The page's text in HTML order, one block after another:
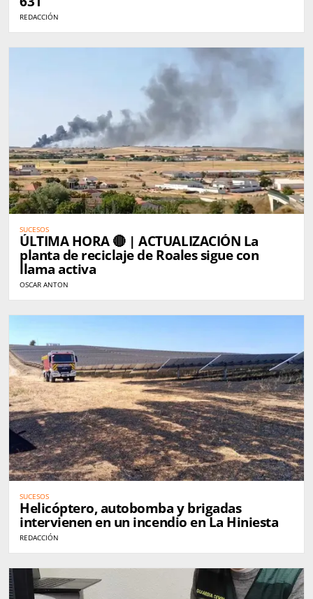
REDACCIÓN
SUCESOS
ÚLTIMA HORA 🔴 | ACTUALIZACIÓN La
planta de reciclaje de Roales sigue con
llama activa
OSCAR ANTON
SUCESOS
Helicóptero, autobomba y brigadas
intervienen en un incendio en La Hiniesta
REDACCIÓN